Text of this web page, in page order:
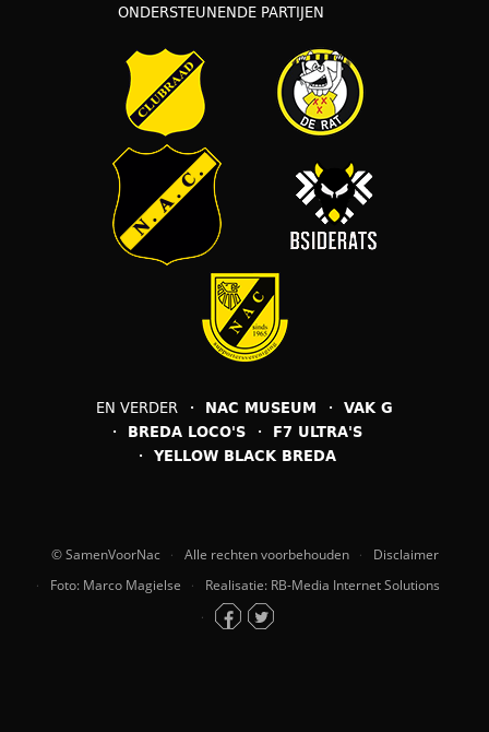
ONDERSTEUNENDE PARTIJEN
EN VERDER NAC MUSEUM
VAK G
BREDA LOCO'S
F7 ULTRA'S
YELLOW BLACK BREDA
© SamenVoorNac Alle rechten voorbehouden
Disclaimer
Foto: Marco Magielse
Realisatie: RB-Media Internet Solutions